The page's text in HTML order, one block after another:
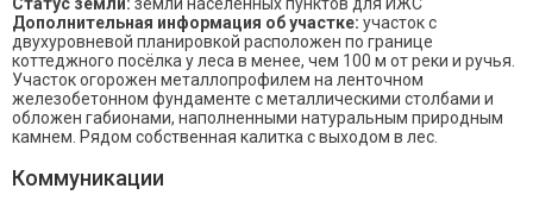
Дополнительная информация об участке: участок с
двухуровневой планировкой расположен по границе
коттеджного посёлка у леса в менее, чем 100 м от реки и ручья.
Участок огорожен металлопрофилем на ленточном
железобетонном фундаменте с металлическими столбами и
обложен габионами, наполненными натуральным природным
камнем. Рядом собственная калитка с выходом в лес.
Коммуникации